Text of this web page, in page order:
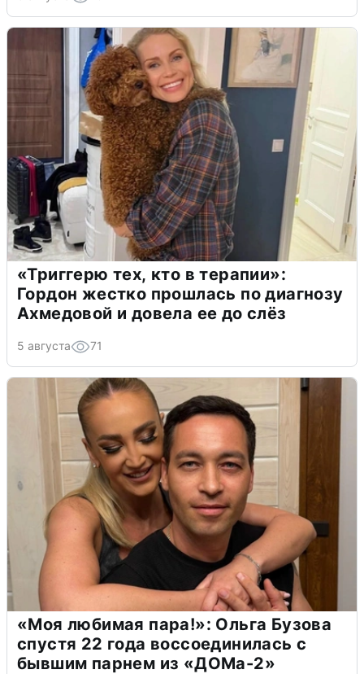
«Триггерю тех, кто в терапии»:
Гордон жестко прошлась по диагнозу
Ахмедовой и довела ее до слёз
5 августа 71
«Моя любимая пара!»: Ольга Бузова
спустя 22 года воссоединилась с
бывшим парнем из «ДОМа-2»